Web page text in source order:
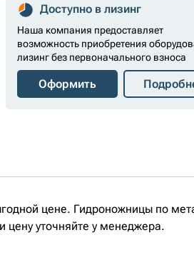
Доступно в лизинг
Наша компания предоставляет
возможность приобретения
лизинг без первоначального взноса
Оформить
цене. Гидроножницы по
уточняйте у менеджера.